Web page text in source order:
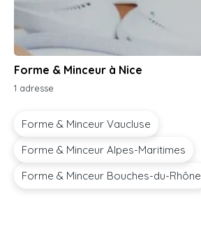
Forme & Minceur à Nice
1 adresse
Forme & Minceur Vaucluse
Forme & Minceur Alpes-Maritimes
Forme & Minceur Bouches-du-Rhône